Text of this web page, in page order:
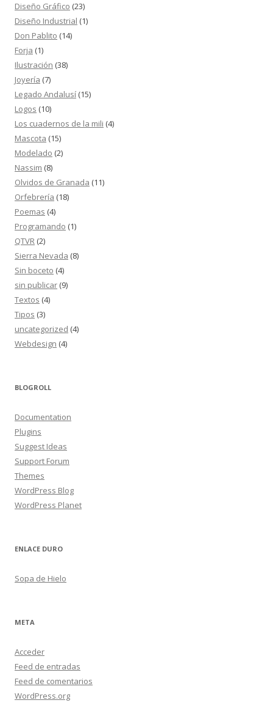
Diseño Gráfico (23)
Diseño Industrial (1)
Don Pablito (14)
Forja (1)
Ilustración (38)
Joyería (7)
Legado Andalusí (15)
Logos (10)
Los cuadernos de la mili (4)
Mascota (15)
Modelado (2)
Nassim (8)
Olvidos de Granada (11)
Orfebrería (18)
Poemas (4)
Programando (1)
QTVR (2)
Sierra Nevada (8)
Sin boceto (4)
sin publicar (9)
Textos (4)
Tipos (3)
uncategorized (4)
Webdesign (4)
BLOGROLL
Documentation
Plugins
Suggest Ideas
Support Forum
Themes
WordPress Blog
WordPress Planet
ENLACE DURO
Sopa de Hielo
META
Acceder
Feed de entradas
Feed de comentarios
WordPress.org